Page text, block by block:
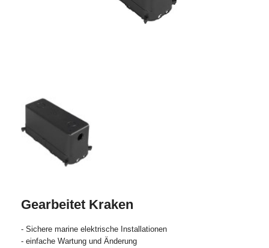
Gearbeitet Kraken
- Sichere marine elektrische Installationen
- einfache Wartung und Änderung